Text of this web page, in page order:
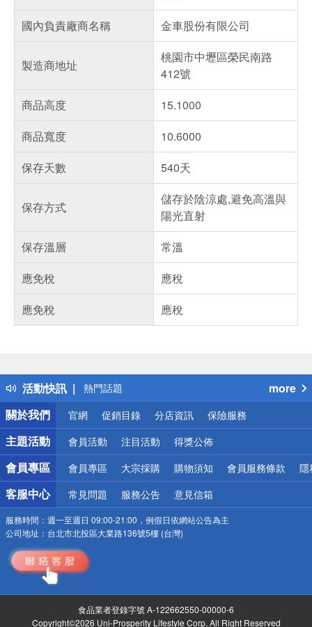
國內負責廠商名稱
金車股份有限公司
製造商地址
桃園市中壢區榮民南路
412號
商品高度
15.1000
商品寬度
10.6000
保存天數
540天
保存方式
儲存於陰涼處,避免高溫與
陽光直射
保存溫層
常溫
應免稅
應稅
應免稅
應稅
活動快訊
得獎公告
熱門話題
銀行優惠
偏遠地區配送
詐騙網頁！請小心！
more
關於我們
官網 促銷目錄 分店資訊 保險服務
主題活動 會員活動 注目活動 得獎公佈
會員專區 會員專區 大宗採購 購物須知 會員服務條款 隱
客服中心 常見問題 服務公告 意見信箱
服務時間： 週一至週日 09:00-21:00，例假日依網站公告為主
公司地址： 台北市北投區大業路136號5樓 (台灣)
食品業者登錄字號 A-122662550-00000-6
Copyright©2026 Uni-Prosperity Lifestyle Corp. All Right Reserved